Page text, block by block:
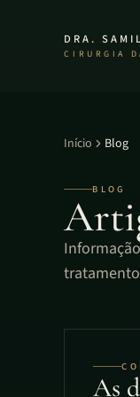
DRA.
CIRURGIA
Início Blog
BLOG
As